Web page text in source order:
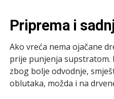
Priprema i
Ako vreća nema ojačane
prije punjenja supstratom.
zbog bolje odvodnje,
oblutaka, možda i na